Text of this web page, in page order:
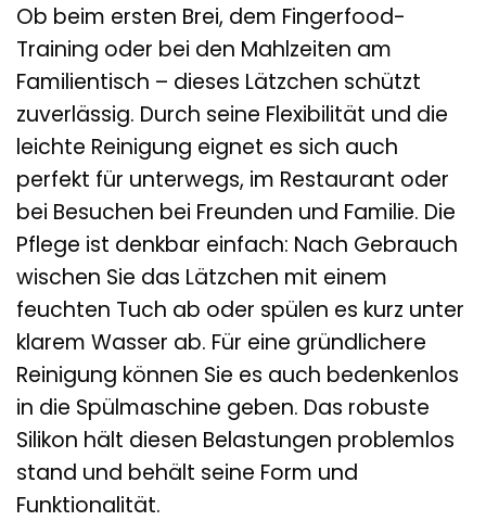
Ob beim ersten Brei, dem Fingerfood-
Training oder bei den Mahlzeiten am
Familientisch – dieses Lätzchen schützt
zuverlässig. Durch seine Flexibilität und die
leichte Reinigung eignet es sich auch
perfekt für unterwegs, im Restaurant oder
bei Besuchen bei Freunden und Familie. Die
Pflege ist denkbar einfach: Nach Gebrauch
wischen Sie das Lätzchen mit einem
feuchten Tuch ab oder spülen es kurz unter
klarem Wasser ab. Für eine gründlichere
Reinigung können Sie es auch bedenkenlos
in die Spülmaschine geben. Das robuste
Silikon hält diesen Belastungen problemlos
stand und behält seine Form und
Funktionalität.